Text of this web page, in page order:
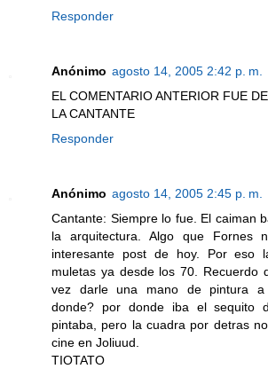
Responder
Anónimo agosto 14, 2005 2:42 p. m.
EL COMENTARIO ANTERIOR FUE
LA CANTANTE
Responder
Anónimo agosto 14, 2005 2:45 p. m.
Cantante: Siempre lo fue. El caiman
la arquitectura. Algo que Fornes
interesante post de hoy. Por eso
muletas ya desde los 70. Recuerdo
vez darle una mano de pintura a
donde? por donde iba el sequito
pintaba, pero la cuadra por detras
cine en Joliuud.
TIOTATO